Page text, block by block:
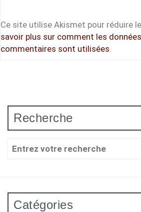
Ce site utilise Akismet pour réduire
savoir plus sur comment les
commentaires sont utilisées
Recherche
Recherche
Catégories